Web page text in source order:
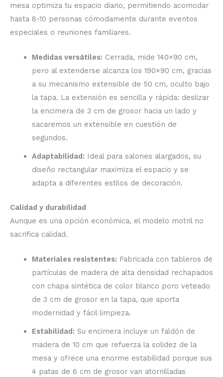
mesa optimiza tu espacio diario, permitiendo acomodar
hasta 8-10 personas cómodamente durante eventos
especiales o reuniones familiares.
Medidas versátiles: Cerrada, mide 140×90 cm,
pero al extenderse alcanza los 190×90 cm, gracias
a su mecanismo extensible de 50 cm, oculto bajo
la tapa. La extensión es sencilla y rápida: deslizar
la encimera de 3 cm de grosor hacia un lado y
sacaremos un extensible en cuestión de
segundos.
Adaptabilidad: Ideal para salones alargados, su
diseño rectangular maximiza el espacio y se
adapta a diferentes estilos de decoración.
Calidad y durabilidad
Aunque es una opción económica, el modelo motril no
sacrifica calidad.
Materiales resistentes: Fabricada con tableros de
partículas de madera de alta densidad rechapados
con chapa sintética de color blanco poro veteado
de 3 cm de grosor en la tapa, que aporta
modernidad y fácil limpieza.
Estabilidad: Su encimera incluye un faldón de
madera de 10 cm que refuerza la solidez de la
mesa y ofrece una enorme estabilidad porque sus
4 patas de 6 cm de grosor van atornilladas